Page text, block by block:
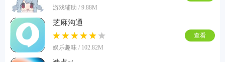
游戏辅助 / 9.88M
芝麻沟通
娱乐趣味 / 102.82M
查看